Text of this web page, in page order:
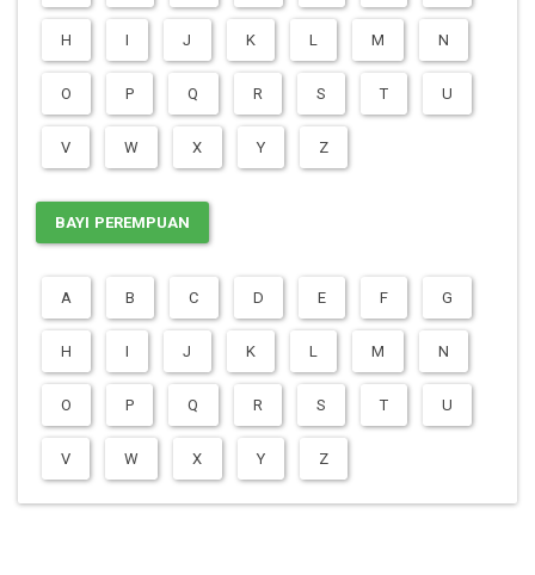
H I J K L M N
O P Q R S T U
V W X Y Z
BAYI PEREMPUAN
A B C D E F G
H I J K L M N
O P Q R S T U
V W X Y Z